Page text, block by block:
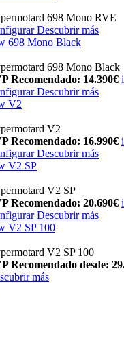
698 Mono RVE
Descubrir más
698 Mono Black
698 Mono Black
Recomendado: 14.390€ i
Descubrir más
V2
V2
Recomendado: 16.990€ i
Descubrir más
V2 SP
V2 SP
Recomendado: 20.690€ i
Descubrir más
V2 SP 100
V2 SP 100
Recomendado desde:
más